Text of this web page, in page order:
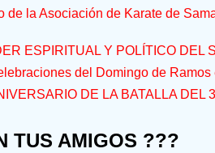
de la Asociación de Karate de
ESPIRITUAL Y POLÍTICO DEL
del Domingo de
DE LA BATALLA DEL
TUS AMIGOS ???